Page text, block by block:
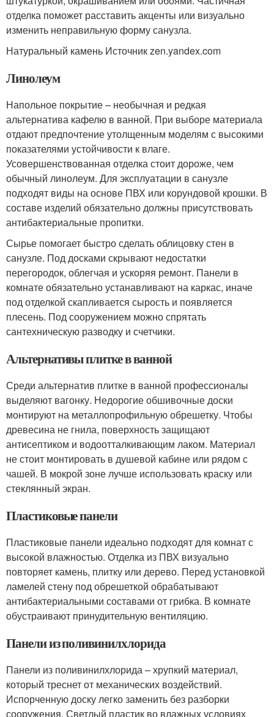
отделка поможет расставить акценты или визуально
изменить неправильную форму санузла.
Натуральный камень Источник zen.yandex.com
Линолеум
Напольное покрытие – необычная и редкая
альтернатива кафелю в ванной. При выборе материала
отдают предпочтение утолщенным моделям с высокими
показателями устойчивости к влаге.
Усовершенствованная отделка стоит дороже, чем
обычный линолеум. Для эксплуатации в санузле
подходят виды на основе ПВХ или корундовой крошки. В
составе изделий обязательно должны присутствовать
антибактериальные пропитки.
Сырье помогает быстро сделать облицовку стен в
санузле. Под досками скрывают недостатки
перегородок, облегчая и ускоряя ремонт. Панели в
комнате обязательно устанавливают на каркас, иначе
под отделкой скапливается сырость и появляется
плесень. Под сооружением можно спрятать
сантехническую разводку и счетчики.
Альтернативы плитке в ванной
Среди альтернатив плитке в ванной профессионалы
выделяют вагонку. Недорогие обшивочные доски
монтируют на металлопрофильную обрешетку. Чтобы
древесина не гнила, поверхность защищают
антисептиком и водоотталкивающим лаком. Материал
не стоит монтировать в душевой кабине или рядом с
чашей. В мокрой зоне лучше использовать краску или
стеклянный экран.
Пластиковые панели
Пластиковые панели идеально подходят для комнат с
высокой влажностью. Отделка из ПВХ визуально
повторяет камень, плитку или дерево. Перед установкой
ламелей стену под обрешеткой обрабатывают
антибактериальными составами от грибка. В комнате
обустраивают принудительную вентиляцию.
Панели из поливинилхлорида
Панели из поливинилхлорида – хрупкий материал,
который треснет от механических воздействий.
Испорченную доску легко заменить без разборки
сооружения. Светлый пластик во влажных условиях